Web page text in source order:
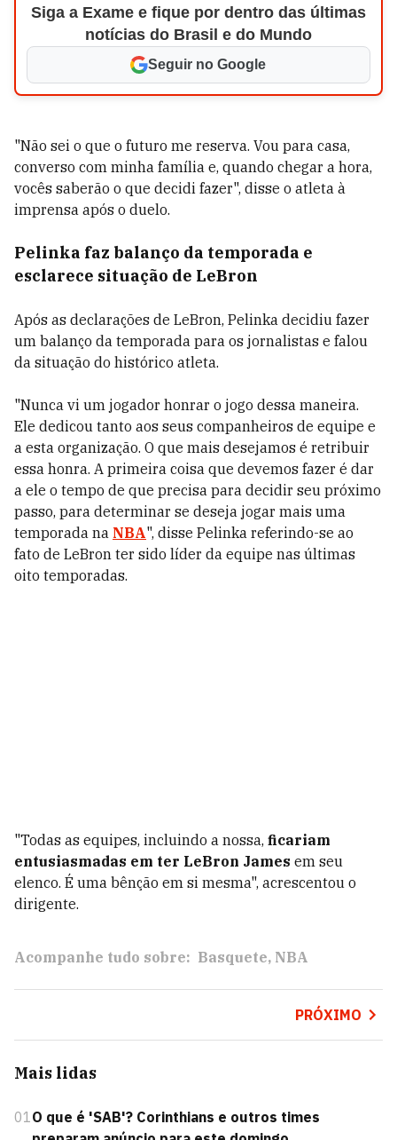
Siga a Exame e fique por dentro das últimas
notícias do Brasil e do Mundo
Seguir no Google
"Não sei o que o futuro me reserva. Vou para casa,
converso com minha família e, quando chegar a hora,
vocês saberão o que decidi fazer", disse o atleta à
imprensa após o duelo.
Pelinka faz balanço da temporada e
esclarece situação de LeBron
Após as declarações de LeBron, Pelinka decidiu fazer
um balanço da temporada para os jornalistas e falou
da situação do histórico atleta.
"Nunca vi um jogador honrar o jogo dessa maneira.
Ele dedicou tanto aos seus companheiros de equipe e
a esta organização. O que mais desejamos é retribuir
essa honra. A primeira coisa que devemos fazer é dar
a ele o tempo de que precisa para decidir seu próximo
passo, para determinar se deseja jogar mais uma
temporada na NBA", disse Pelinka referindo-se ao
fato de LeBron ter sido líder da equipe nas últimas
oito temporadas.
"Todas as equipes, incluindo a nossa, ficariam
entusiasmadas em ter LeBron James em seu
elenco. É uma bênção em si mesma", acrescentou o
dirigente.
Acompanhe tudo sobre: Basquete NBA
PRÓXIMO
Mais lidas
01O que é 'SAB'? Corinthians e outros times